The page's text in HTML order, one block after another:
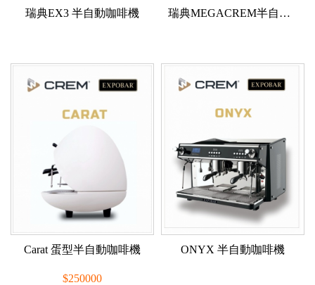
瑞典EX3 半自動咖啡機 瑞典MEGACREM半自動咖啡機
Carat 蛋型半自動咖啡機
$250000
ONYX 半自動咖啡機